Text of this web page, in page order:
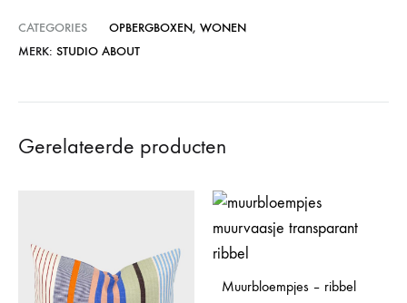
CATEGORIES OPBERGBOXEN, WONEN
MERK: STUDIO ABOUT
Gerelateerde producten
Muurbloempjes – ribbel